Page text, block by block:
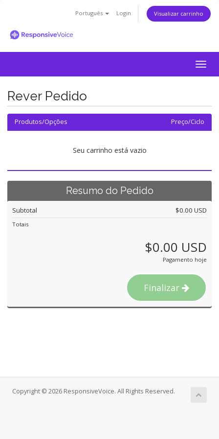
Português Login Visualizar carrinho
Rever Pedido
Produtos/Opções Preço/Ciclo
Seu carrinho está vazio
Resumo do Pedido
Subtotal $0.00 USD
Totais
$0.00 USD
Pagamento hoje
Finalizar
Copyright © 2026 ResponsiveVoice. All Rights Reserved.